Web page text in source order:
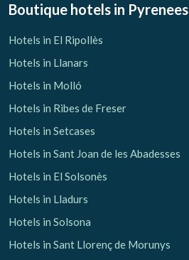
Boutique hotels in Pyrenees
Hotels in El Ripollès
Hotels in Llanars
Hotels in Molló
Hotels in Ribes de Freser
Hotels in Setcases
Hotels in Sant Joan de les Abadesses
Hotels in El Solsonès
Hotels in Lladurs
Hotels in Solsona
Hotels in Sant Llorenç de Morunys